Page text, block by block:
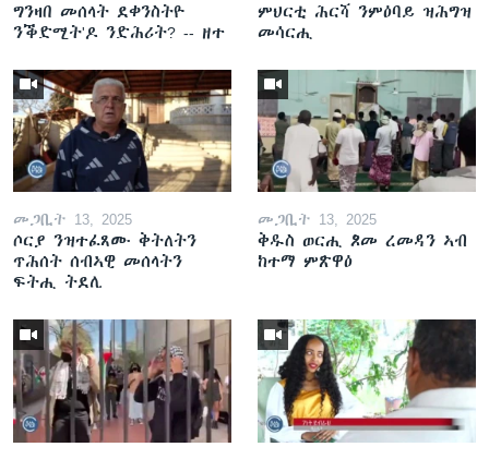
ግንዛበ መሰላት ደቀንስትዮ
ንቕድሚት'ዶ ንድሕሪት? -- ዘተ
ምህርቲ ሕርሻ ንምዕባይ ዝሕግዝ
መሳርሒ
መጋቢት 13, 2025
ሶርያ ንዝተፈጸሙ ቅትለትን
ጥሕሰት ሰብኣዊ መሰላትን
ፍትሒ ትደሊ
መጋቢት 13, 2025
ቅዱስ ወርሒ ጾመ ረመዳን ኣብ
ከተማ ምጽዋዕ